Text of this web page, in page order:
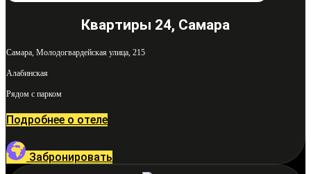
Квартиры 24, Самара
Самара, Молодогвардейская улица, 215
Алабинская
Рядом с парком
Подробнее о отеле
Забронировать